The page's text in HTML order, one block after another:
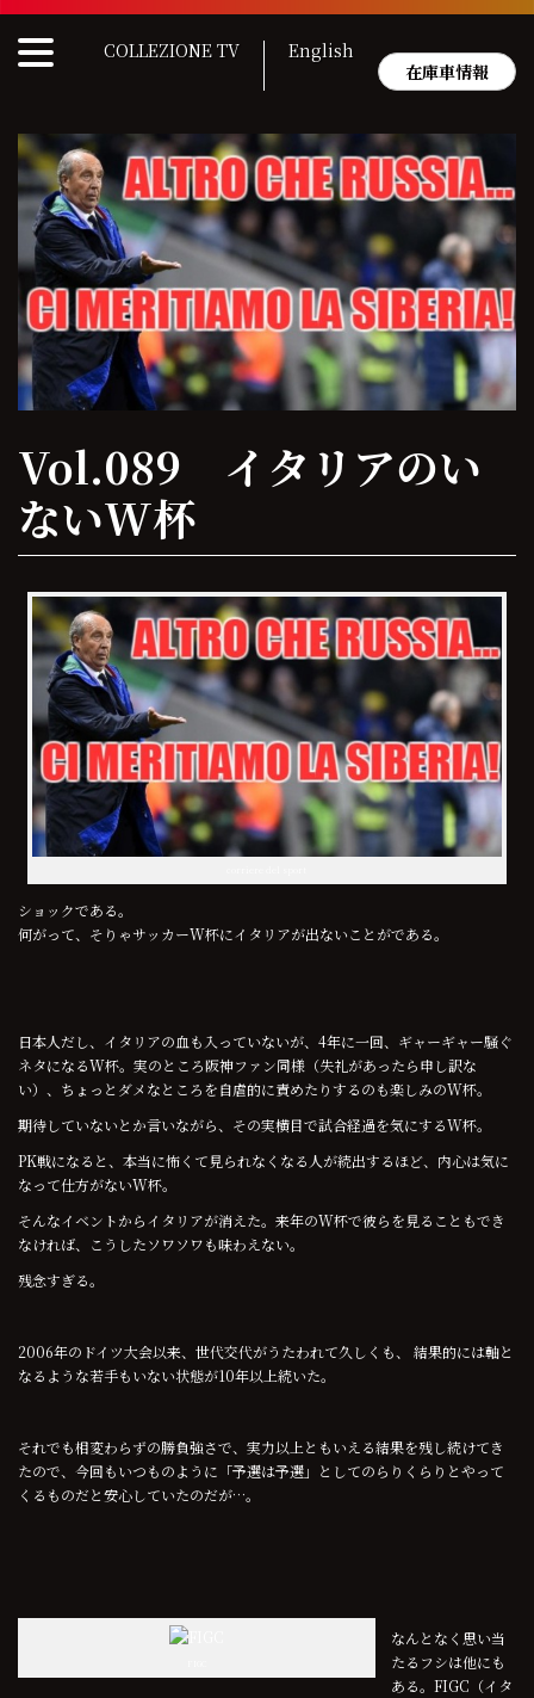
Skip
content
COLLEZIONE TV
English
在庫車情報
Vol.089 イタリアのい
ないW杯
ショックである。
何がって、そりゃサッカーW杯にイタリアが出ないことがである。
日本人だし、イタリアの血も入っていないが、4年に一回、ギャーギャー騒ぐ
ネタになるW杯。実のところ阪神ファン同様（失礼があったら申し訳な
い）、ちょっとダメなところを自虐的に責めたりするのも楽しみのW杯。
期待していないとか言いながら、その実横目で試合経過を気にするW杯。
PK戦になると、本当に怖くて見られなくなる人が続出するほど、内心は気に
なって仕方がないW杯。
そんなイベントからイタリアが消えた。来年のW杯で彼らを見ることもでき
なければ、こうしたソワソワも味わえない。
残念すぎる。
2006年のドイツ大会以来、世代交代がうたわれて久しくも、 結果的には軸と
なるような若手もいない状態が10年以上続いた。
それでも相変わらずの勝負強さで、実力以上ともいえる結果を残し続けてき
たので、今回もいつものように「予選は予選」としてのらりくらりとやって
くるものだと安心していたのだが…。
なんとなく思い当
たるフシは他にも
ある。FIGC（イタ